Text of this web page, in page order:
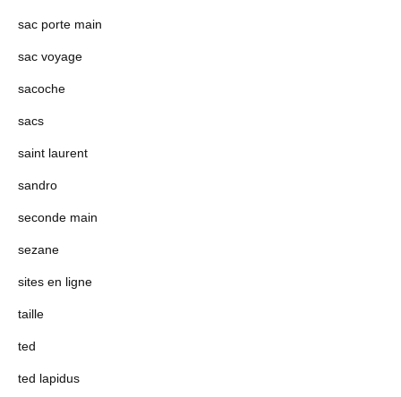
sac porte main
sac voyage
sacoche
sacs
saint laurent
sandro
seconde main
sezane
sites en ligne
taille
ted
ted lapidus